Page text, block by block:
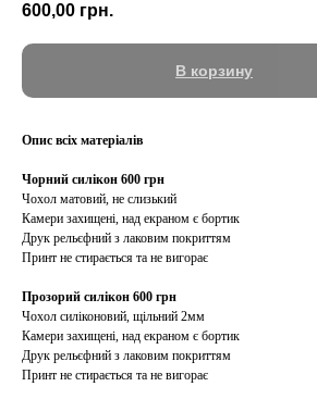
600,00 грн.
В корзину
Опис всіх матеріалів
Чорний силікон 600 грн
Чохол матовий, не слизький
Камери захищені, над екраном є бортик
Друк рельєфний з лаковим покриттям
Принт не стирається та не вигорає
Прозорий силікон 600 грн
Чохол силіконовий, щільний 2мм
Камери захищені, над екраном є бортик
Друк рельєфний з лаковим покриттям
Принт не стирається та не вигорає